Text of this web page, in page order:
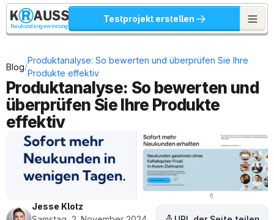
Neukundengewinnung
Testprojekt erstellen
Blog/
Produktanalyse: So bewerten und überprüfen Sie Ihre
Produkte effektiv
Produktanalyse: So bewerten und
überprüfen Sie Ihre Produkte
effektiv
Jesse Klotz